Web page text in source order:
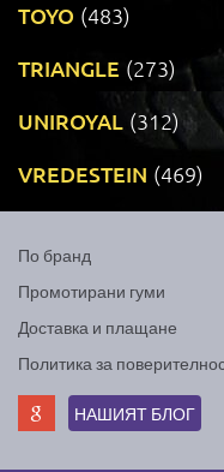
TOYO (483)
TRIANGLE (273)
UNIROYAL (312)
VREDESTEIN (469)
По бранд
Промотирани гуми
Доставка и плащане
Политика за
НАШИЯТ БЛОГ